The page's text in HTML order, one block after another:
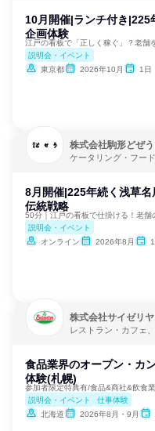
10月開催|ランチ付き|225
企画体験
江戸の看板で「正しく稼ぐ」？老舗
説明会・イベント
東京都
2026年10月 1日
株式会社駒形どぜう
ケータリング・フー
8月開催|225年続く浅草名
伝統戦略
50分｜江戸の看板で仕掛ける！老舗
説明会・イベント
オンライン
2026年8月
株式会社サイゼリヤ
レストラン・カフェ
食品業界のオープン・カ
体験(札幌)
参加者限定特典有/食品&商社&飲食
説明会・イベント
仕事体験
北海道
2026年8月・9月